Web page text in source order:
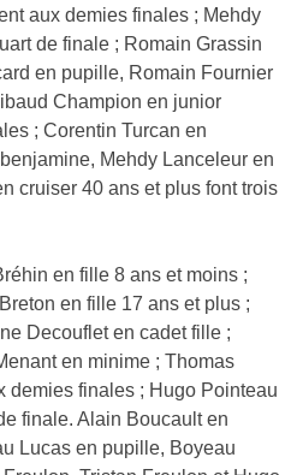
aux demies finales ; Mehdy
de finale ; Romain Grassin
en pupille, Romain Fournier
Champion en junior
; Corentin Turcan en
Mehdy Lanceleur en
cruiser 40 ans et plus font trois
en fille 8 ans et moins ;
en fille 17 ans et plus ;
Decouflet en cadet fille ;
en minime ; Thomas
demies finales ; Hugo Pointeau
finale. Alain Boucault en
Lucas en pupille, Boyeau